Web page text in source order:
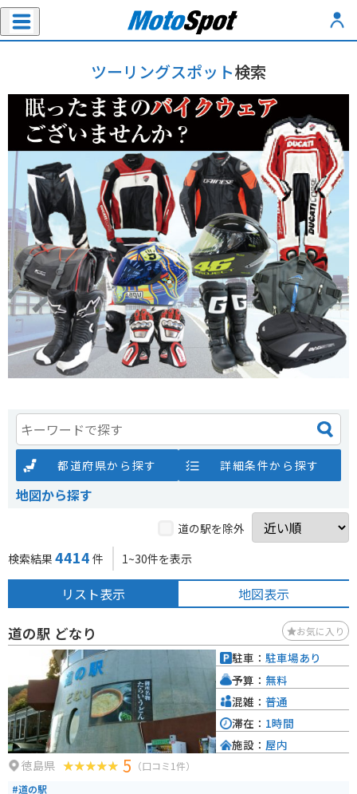
ツーリングスポット検索
都道府県から探す 詳細条件から探す
地図から探す
道の駅を除外
検索結果 4414 件 1~30件を表示
リスト表示 地図表示
道の駅 どなり お気に入り
徳島県 5 （口コミ1件）
#道の駅
駐車： 駐車場あり
予算： 無料
混雑： 普通
滞在： 1時間
施設： 屋内